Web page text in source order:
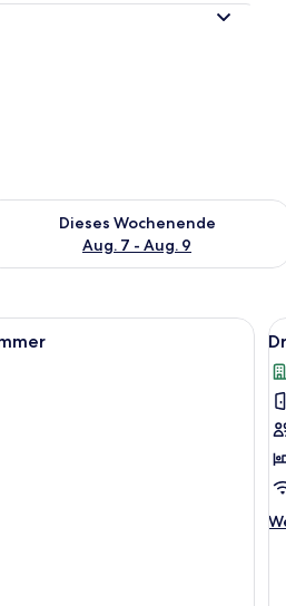
8 - Aug. 9.
Dieses Wochenende
Aug. 7 - Aug. 9
die Verfügbarkeit für
Standard-Zweibettzimmer |